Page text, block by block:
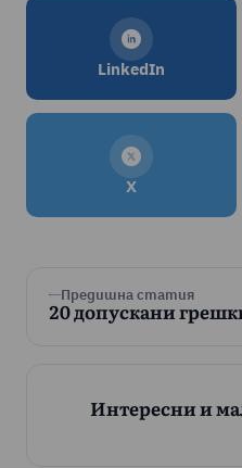
LinkedIn
X
Предишна статия
20 допускани
Интересни и